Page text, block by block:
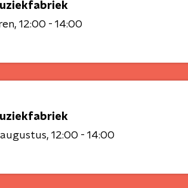
12:00 - 14:00
12:00 - 14:00